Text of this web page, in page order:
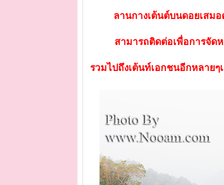
ลานกางเต้นต์บนดอยเสม
สามารถติดต่อเพื่อการจัด
รวมไปถึงเต้นท์เอกชนอีกหลาย